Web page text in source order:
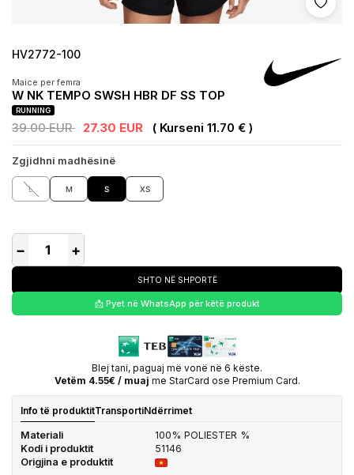
Shto
HV2772-100
Maice per femra
W NK TEMPO SWSH HBR DF SS TOP
RUNNING
39.00 EUR 27.30 EUR ( Kurseni 11.70 € )
Zgjidhni madhësinë
L M S XS
− +
SHTO NË SHPORTË
📩 Pyet në WhatsApp për këtë produkt
Blej tani, paguaj më vonë në 6 këste.
Vetëm 4.55€ / muaj me StarCard ose Premium Card.
Info të produktitTransportiNdërrimet
Materiali
100% POLIESTER %
Kodi i produktit
51146
Origjina e produktit